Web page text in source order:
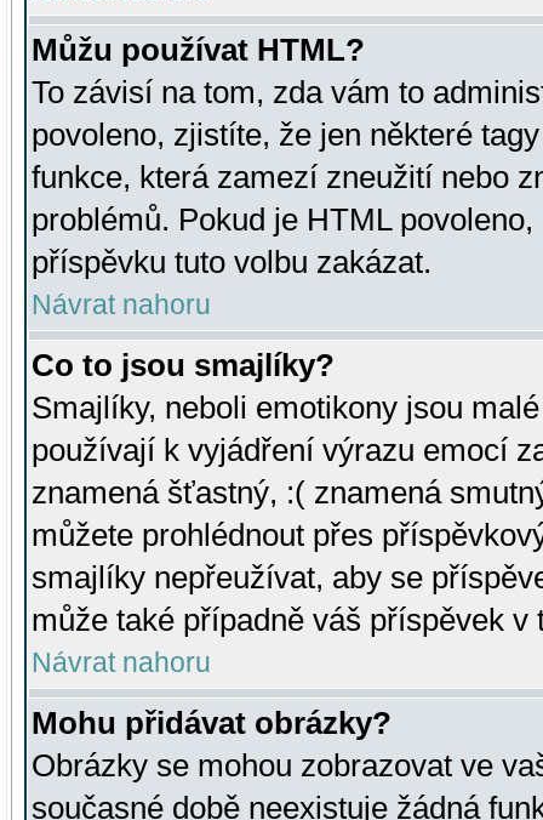
Můžu používat HTML?
To závisí na tom, zda vám to
povoleno, zjistíte, že jen některé
funkce, která zamezí zneužití nebo
problémů. Pokud je HTML
příspěvku tuto volbu zakázat.
Návrat nahoru
Co to jsou smajlíky?
Smajlíky, neboli emotikony jsou
používají k vyjádření výrazu emocí
znamená šťastný, :( znamená
můžete prohlédnout přes
smajlíky nepřeužívat, aby se
může také případně váš příspěvek v
Návrat nahoru
Mohu přidávat obrázky?
Obrázky se mohou zobrazovat ve
současné době neexistuje žádná